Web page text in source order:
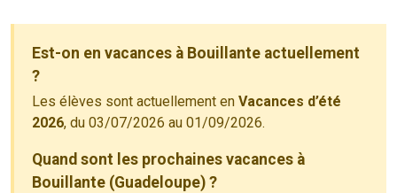
Est-on en vacances à Bouillante actuellement
?
Les élèves sont actuellement en Vacances d’été
2026, du 03/07/2026 au 01/09/2026.
Quand sont les prochaines vacances à
Bouillante (Guadeloupe) ?